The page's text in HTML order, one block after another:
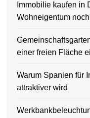
Immobilie kaufen in
Wohneigentum
einer freien Fläche
Warum Spanien für
attraktiver wird